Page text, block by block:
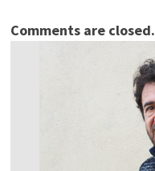
Comments are closed.